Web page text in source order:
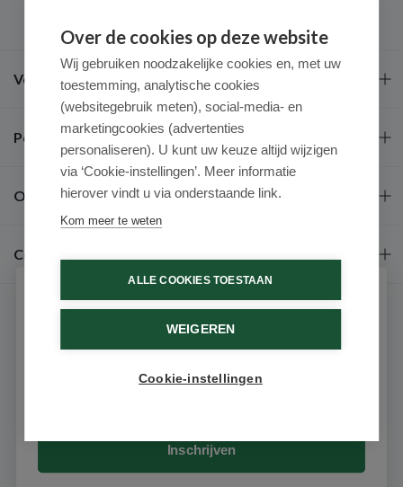
Veel gestelde vragen
Populaire merken
Over ons
Contact
9.6 / 10 (531 beoordelingen)
Over de cookies op deze website
Wij gebruiken noodzakelijke cookies en, met uw
toestemming, analytische cookies
(websitegebruik meten), social-media- en
marketingcookies (advertenties
personaliseren). U kunt uw keuze altijd wijzigen
via ‘Cookie-instellingen’. Meer informatie
hierover vindt u via onderstaande link.
Kom meer te weten
ALLE COOKIES TOESTAAN
WEIGEREN
Cookie-instellingen
Schrijf je in voor onze nieuwsbrief
Ontvang als eerste de beste aanbiedingen en persoonlijk
advies
Inschrijven